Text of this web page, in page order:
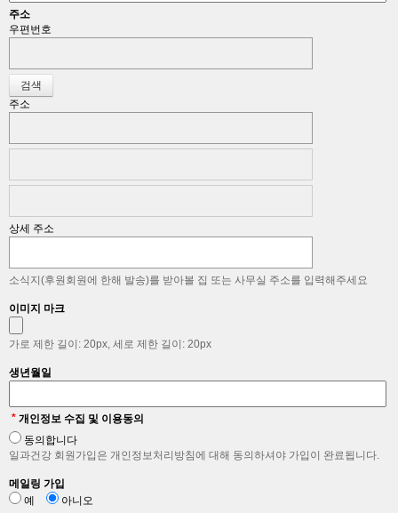
주소
우편번호
주소
상세 주소
소식지(후원회원에 한해 발송)를 받아볼 집 또는 사무실 주소를 입력해주세요
이미지 마크
가로 제한 길이: 20px, 세로 제한 길이: 20px
생년월일
* 개인정보 수집 및 이용동의
동의합니다
일과건강 회원가입은 개인정보처리방침에 대해 동의하셔야 가입이 완료됩니다.
메일링 가입
예
아니오